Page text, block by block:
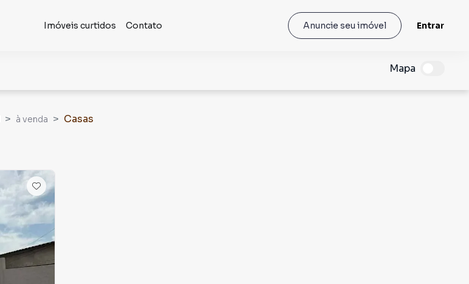
Imóveis curtidos Contato Anuncie seu imóvel Entrar
Mapa
à venda
Casas